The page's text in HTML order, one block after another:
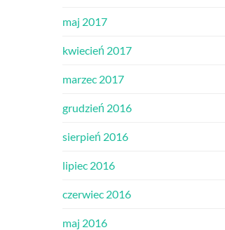
maj 2017
kwiecień 2017
marzec 2017
grudzień 2016
sierpień 2016
lipiec 2016
czerwiec 2016
maj 2016